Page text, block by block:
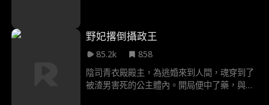
盆滿缽滿，父親沈柏年和三個哥哥—一能源總
裁沈知謙、地產大亨沈知禮、傳媒巨頭沈知行
都對她極度寵愛與依賴，甚至跪求她接任董事
長之位，然而，此時的沈月見只想一心做普通
大學生順利畢業。 畢業典禮當天，三哥沈知行
野妃撂倒攝政王
85.2k
858
陰司青衣殿殿主，為逃婚來到人間，魂穿到了
被渣男害死的公主體內。開局便中了藥，與未